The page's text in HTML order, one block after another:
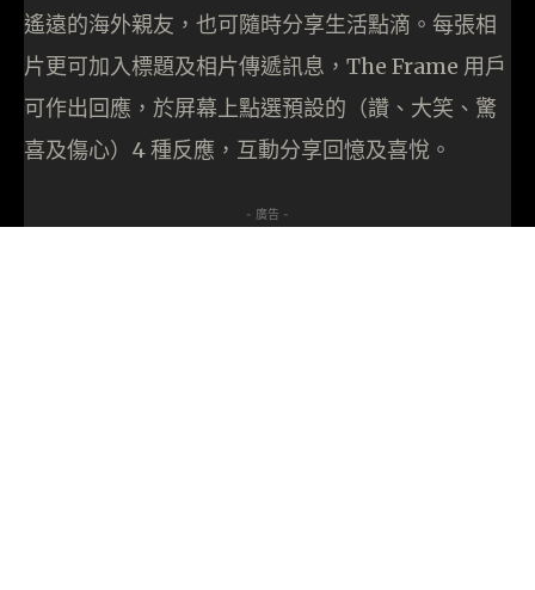
遙遠的海外親友，也可隨時分享生活點滴。每張相
片更可加入標題及相片傳遞訊息，The Frame 用戶
可作出回應，於屏幕上點選預設的（讚、大笑、驚
喜及傷心）4 種反應，互動分享回憶及喜悅。
- 廣告 -